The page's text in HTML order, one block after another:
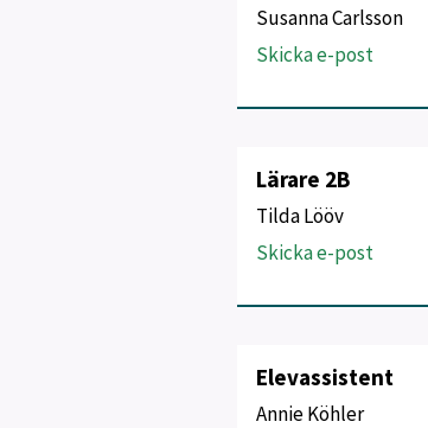
Susanna Carlsson
Skicka e-post
Lärare 2B
Tilda Lööv
Skicka e-post
Elevassistent
Annie Köhler